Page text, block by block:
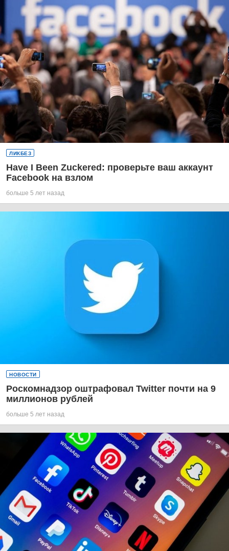
ЛИКБЕЗ
Have I Been Zuckered: проверьте ваш аккаунт
Facebook на взлом
больше 5 лет назад
НОВОСТИ
Роскомнадзор оштрафовал Twitter почти на 9
миллионов рублей
больше 5 лет назад